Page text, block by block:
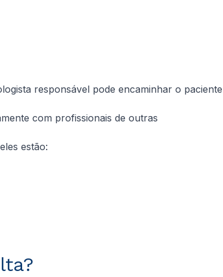
responsável pode encaminhar o paciente
com profissionais de outras
estão: